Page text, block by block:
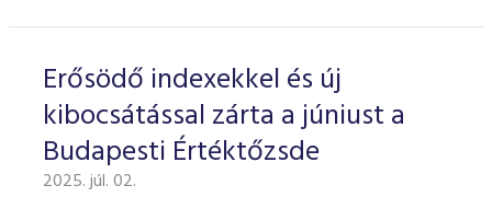
Erősödő indexekkel és új
kibocsátással zárta a júniust a
Budapesti Értéktőzsde
2025. júl. 02.